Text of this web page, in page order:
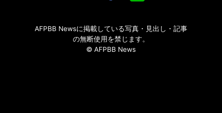
AFPBB Newsに掲載している写真・見出し・記事
の無断使用を禁じます。
© AFPBB News